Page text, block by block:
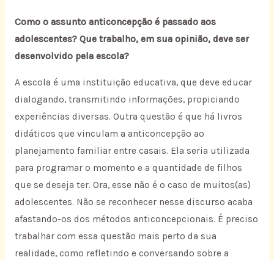
Como o assunto anticoncepção é passado aos
adolescentes? Que trabalho, em sua opinião, deve ser
desenvolvido pela escola?
A escola é uma instituição educativa, que deve educar
dialogando, transmitindo informações, propiciando
experiências diversas. Outra questão é que há livros
didáticos que vinculam a anticoncepção ao
planejamento familiar entre casais. Ela seria utilizada
para programar o momento e a quantidade de filhos
que se deseja ter. Ora, esse não é o caso de muitos(as)
adolescentes. Não se reconhecer nesse discurso acaba
afastando-os dos métodos anticoncepcionais. É preciso
trabalhar com essa questão mais perto da sua
realidade, como refletindo e conversando sobre a